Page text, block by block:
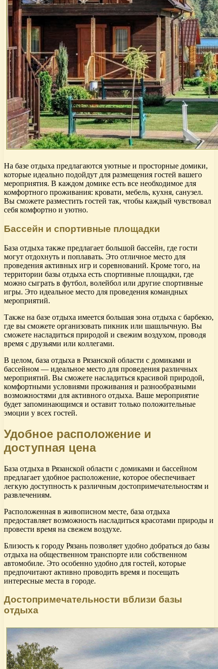
На базе отдыха предлагаются уютные и просторные домики,
которые идеально подойдут для размещения гостей вашего
мероприятия. В каждом домике есть все необходимое для
комфортного проживания: кровати, мебель, кухня, санузел.
Вы сможете разместить гостей так, чтобы каждый чувствовал
себя комфортно и уютно.
Бассейн и спортивные площадки
База отдыха также предлагает большой бассейн, где гости
могут отдохнуть и поплавать. Это отличное место для
проведения активных игр и соревнований. Кроме того, на
территории базы отдыха есть спортивные площадки, где
можно сыграть в футбол, волейбол или другие спортивные
игры. Это идеальное место для проведения командных
мероприятий.
Также на базе отдыха имеется большая зона отдыха с барбекю,
где вы сможете организовать пикник или шашлычную. Вы
сможете насладиться природой и свежим воздухом, проводя
время с друзьями или коллегами.
В целом, база отдыха в Рязанской области с домиками и
бассейном — идеальное место для проведения различных
мероприятий. Вы сможете насладиться красивой природой,
комфортными условиями проживания и разнообразными
возможностями для активного отдыха. Ваше мероприятие
будет запоминающимся и оставит только положительные
эмоции у всех гостей.
Удобное расположение и
доступная цена
База отдыха в Рязанской области с домиками и бассейном
предлагает удобное расположение, которое обеспечивает
легкую доступность к различным достопримечательностям и
развлечениям.
Расположенная в живописном месте, база отдыха
предоставляет возможность насладиться красотами природы и
провести время на свежем воздухе.
Близость к городу Рязань позволяет удобно добраться до базы
отдыха на общественном транспорте или собственном
автомобиле. Это особенно удобно для гостей, которые
предпочитают активно проводить время и посещать
интересные места в городе.
Достопримечательности вблизи базы
отдыха